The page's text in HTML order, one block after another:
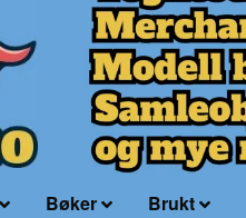
Bøker Brukt